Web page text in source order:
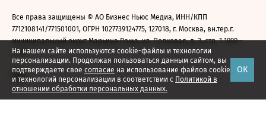
На нашем сайте используются cookie-файлы и технологии
персонализации. Продолжая пользоваться данным сайтом, вы
подтверждаете свое согласие на использование файлов cookie
и технологий персонализации в соответствии с Политикой в
отношении обработки персональных данных.
ОК
Все права защищены © АО Бизнес Ньюс Медиа, ИНН/КПП
7712108141/771501001, ОГРН 1027739124775, 127018, г. Москва, вн.тер.г.
муниципальный округ Марьина Роща, ул. Полковая, д. 3, стр. 1 1999—
2026